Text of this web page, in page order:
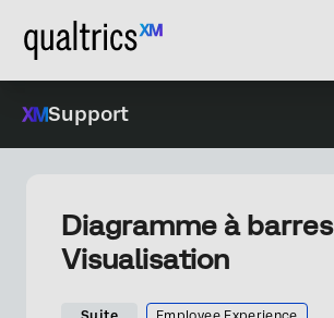
Support
Diagramme à barres
Visualisation